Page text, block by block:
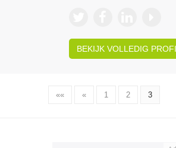
BEKIJK VOLLEDIG
«« « 1 2 3